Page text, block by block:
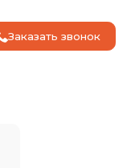
Заказать звонок